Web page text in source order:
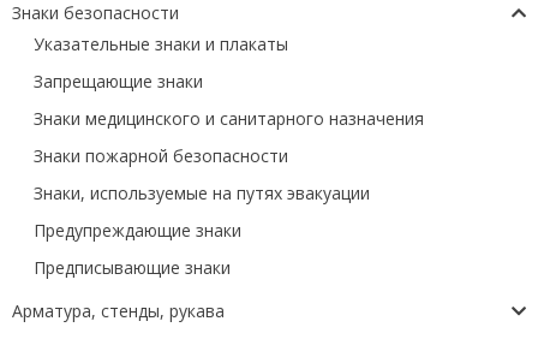
Знаки безопасности
Указательные знаки и плакаты
Запрещающие знаки
Знаки медицинского и санитарного назначения
Знаки пожарной безопасности
Знаки, используемые на путях эвакуации
Предупреждающие знаки
Предписывающие знаки
Арматура, стенды, рукава